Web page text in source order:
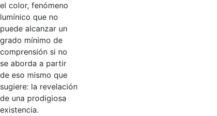
el color, fenómeno
lumínico que no
puede alcanzar un
grado mínimo de
comprensión si no
se aborda a partir
de eso mismo que
sugiere: la revelación
de una prodigiosa
existencia.